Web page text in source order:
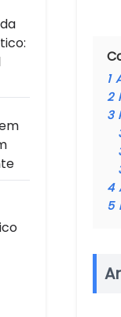
1
2
3
4
5